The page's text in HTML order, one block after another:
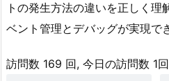
トの発生方法の違いを正しく理
ベント管理とデバッグが実現で
訪問数 169 回, 今日の訪問数 1回